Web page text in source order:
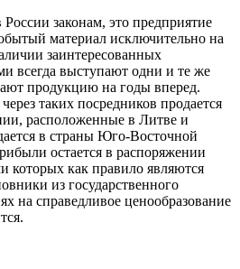
законам, это предприятие
материал исключительно на
заинтересованных
всегда выступают одни и те же
продукцию на годы вперед.
таких посредников продается
расположенные в Литве и
в страны Юго-Восточной
остается в распоряжении
которых как правило являются
из государственного
на справедливое ценообразование